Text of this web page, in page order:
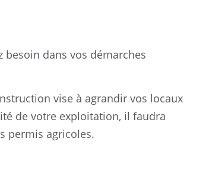
besoin dans vos démarches
vise à agrandir vos locaux
de votre exploitation, il faudra
permis agricoles.